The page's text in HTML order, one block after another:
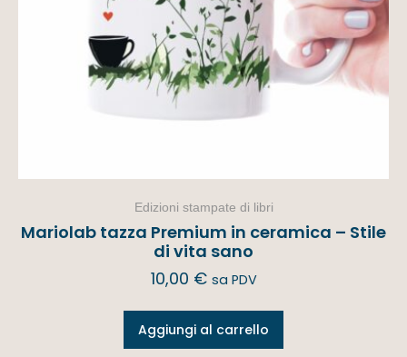
Edizioni stampate di libri
Mariolab tazza Premium in ceramica – Stile
di vita sano
10,00 € sa PDV
Aggiungi al carrello